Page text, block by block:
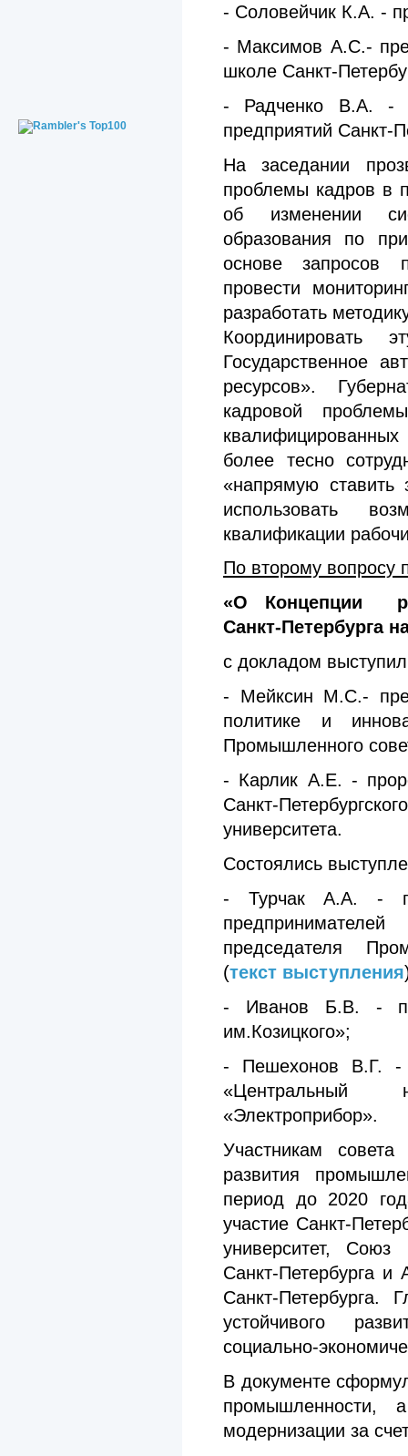
- Соловейчик К.А. -
- Максимов А.С.-
школе Санкт-
- Радченко В.А. -
предприятий Санкт-
На заседании
проблемы кадров в
об изменении
образования по
основе запросов
провести
разработать
Координировать
Государственное
ресурсов».
кадровой
более тесно
«напрямую
использовать
квалификации
По второму вопросу
«О Концепции
Санкт-Петербурга
с докладом
- Мейксин М.С.-
политике и
Промышленного
- Карлик А.Е. -
Санкт-
университета.
Состоялись
- Турчак А.А. -
председателя
(текст выступления
- Иванов Б.В. -
им.Козицкого»;
- Пешехонов В.Г. -
«Центральный
«Электроприбор».
Участникам
развития
период до 2020
участие Санкт-
университет, Союз
Санкт-Петербурга и
Санкт-Петербурга.
устойчивого
социально-
В документе
промышленности,
модернизации за